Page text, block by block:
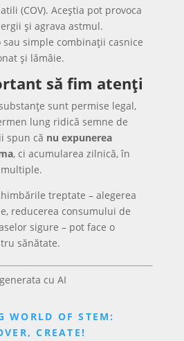
(COV). Aceștia pot provoca
și agrava astmul.
sau simple combinații casnice
și lămâie.
să fim atenți
sunt permise legal,
lung ridică semne de
spun că nu expunerea
, ci acumularea zilnică, în
treptate – alegerea
reducerea consumului de
sigure – pot face o
sănătate.
cu AI
WORLD OF STEM:
CREATE!